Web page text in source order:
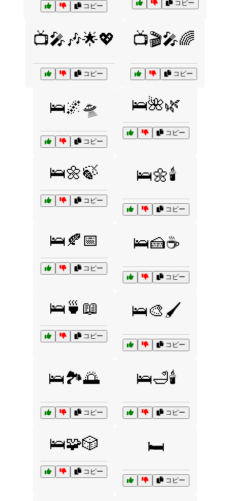
コピー コピー
📺🎤🎶🌟💖
コピー
📺🎬🎤🌈
コピー
🛌🌌🛸
コピー
🛌🌺🌿
コピー
🛌🌼🍃
コピー
🛌🌼🕯️
コピー
🛌🍂📅
コピー
🛌🍰☕
コピー
🛌🍵📖
コピー
🛌🎨🖌️
コピー
🛌🏞️🌅
コピー
🛌🛁🕯️
コピー
🛌🧩🎲
コピー
🛏️
コピー